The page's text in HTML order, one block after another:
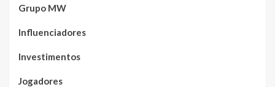
Grupo MW
Influenciadores
Investimentos
Jogadores